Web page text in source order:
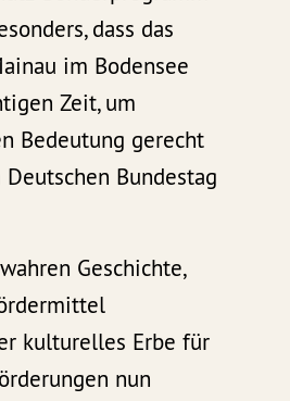
dass das
im Bodensee
Zeit, um
Bedeutung gerecht
Bundestag
Geschichte,
kulturelles Erbe für
nun